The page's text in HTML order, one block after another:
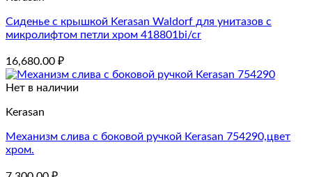
Сиденье с крышкой Kerasan Waldorf для унитазов с
микролифтом петли хром 418801bi/cr
16,680.00 ₽
Нет в наличии
Kerasan
Механизм слива с боковой ручкой Kerasan 754290,цвет
хром.